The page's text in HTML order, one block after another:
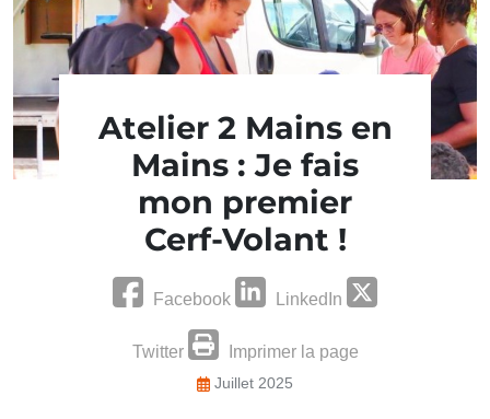
Atelier 2 Mains en
Mains : Je fais
mon premier
Cerf-Volant !
Facebook LinkedIn
Twitter Imprimer la page
Juillet 2025